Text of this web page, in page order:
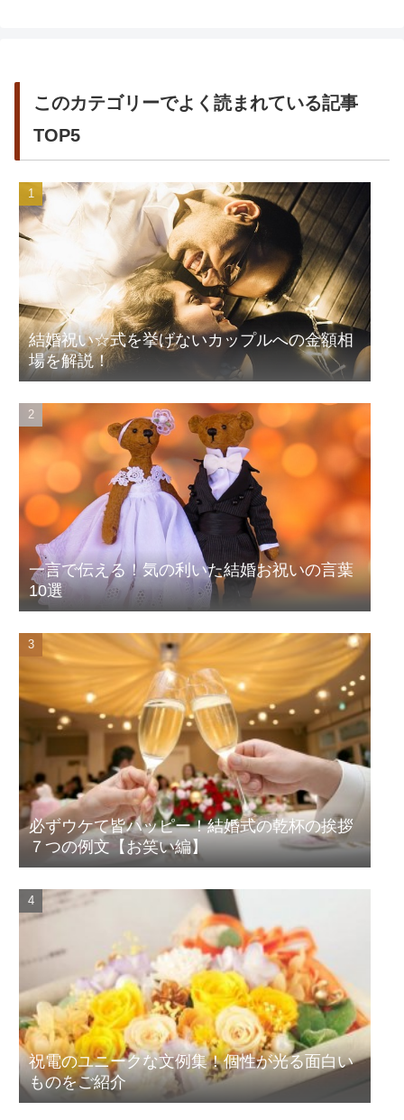
このカテゴリーでよく読まれている記事
TOP5
結婚祝い☆式を挙げないカップルへの金額相
場を解説！
一言で伝える！気の利いた結婚お祝いの言葉
10選
必ずウケて皆ハッピー！結婚式の乾杯の挨拶
７つの例文【お笑い編】
祝電のユニークな文例集！個性が光る面白い
ものをご紹介